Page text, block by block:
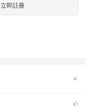
立即註冊